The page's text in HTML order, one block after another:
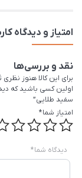
امتیاز و دیدگاه
نقد و بررسی‌ها
برای این کالا هنوز
اولین کسی باشید که
سفید طلایی”
امتیاز شما*
دیدگاه شما*